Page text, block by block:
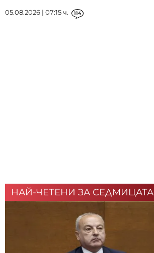
05.08.2026 | 07:15 ч. 114
НАЙ-ЧЕТЕНИ ЗА СЕДМИЦАТА